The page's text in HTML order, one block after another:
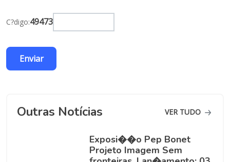
C?digo:49473
Outras Notícias VER TUDO
Exposi��o Pep Bonet
Projeto Imagem Sem